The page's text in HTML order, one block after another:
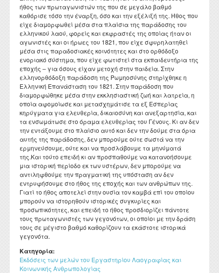
Διατελέσαντες Πρόεδροι
Ομότιμοι Καθηγητές
Διατελέσαντα μέλη ΔΕΠ
Επίτιμοι Καθηγητές
Επίτιμοι Διδάκτορες
Οδηγός σπουδών προπτυχιακού προγράμματος
Διάρκεια φοίτησης
Κατατακτήριες εξετάσεις
Τοπική Ιστορία, Πολιτισμός και Προστασία της
Αρχιτεκτονικής Κληρονομιάς: Διεπιστημονικές
Προσεγγίσεις και Ψηφιακές Εφαρμογές
Πολιτισμικές Σπουδές: Νέος Ελληνισμός και Βαλκάνια
Ωρολόγιο Πρόγραμμα
Πρόγραμμα Εξεταστικής
Σύμβουλος σπουδών
ΔΟΑΤΑΠ
Εργαστήριο Νεότερης και Σύγχρονης Ιστορίας
Εργαστήριο Βυζαντινών και Μεταβυζαντινών Ερευνών
Εργαστήριο Τεχνολογίας, Έρευνας και Εφαρμογών στην
Εκπαίδευση
Υγειονομική περίθαλψη
Δομή Συμβουλευτικής και Προσβασιμότητας
Σύλλογος αποφοίτων
Συνέδρια - Ημερίδες Τμήματος
Δραστηριότητες Τμήματος
Απολογισμοί πεπραγμένων του Τμήματος
Έντυπα
Κανονισμός Προπτυχιακού Προγράμματος Σπουδών
Κανονισμός ακαδημαϊκού συμβούλου σπουδών
Κανονισμός Προπτυχιακών Διπλωματικών Εργασιών
Κανονισμός Διδακτορικών Σπουδών
Κανονισμός Εκπόνησης Μεταδιδακτορικής Έρευνας
Κανονισμός Βιβλιοθήκης
Ο θεσμός του "Ακροατή Πανεπιστημιακών Μαθημάτων"
Επικοινωνία
ήθος των πρωταγωνιστών της που σε μεγάλο βαθμό
καθόρισε τόσο την έναρξη, όσο και την εξέλιξή της. Ήθος που
είχε διαμορφωθεί μέσα στα πλαίσια της παράδοσης του
ελληνικού λαού, φορείς και εκφραστές της οποίας ήταν οι
αγωνιστές και οι ήρωες του 1821, που είχε σφυρηλατηθεί
μέσα στις παραδοσιακές κοινότητες και στο ορθόδοξο
ενοριακό σύστημα, που είχε φωτιστεί στα εκπαιδευτήρια της
εποχής – για όσους είχαν μετοχή στην παιδεία. Στην
ελληνορθόδοξη παράδοση της Ρωμηοσύνης στηρίχθηκε η
Ελληνική Επανάσταση του 1821. Στην παράδοση που
διαμορφώθηκε μέσα στην εκκλησιαστική ζωή και λατρεία, η
οποία αφομοίωσε και μετασχημάτισε τα εξ Εσπερίας
κηρύγματα για ελευθερία, δικαιοσύνη και ανεξαρτησία, και
τα ενσωμάτωσε στο όραμα ελευθερίας του Γένους. Κι αν δεν
την εντάξουμε στο πλαίσιο αυτό και δεν την δούμε στα όρια
αυτής της παράδοσης, δεν μπορούμε ούτε σωστά να την
ερμηνεύσουμε, ούτε και να προσλάβουμε τα μηνύματά
της.Και τούτο επειδή κι αν προσπαθούμε να κατανοήσουμε
μια ιστορική περίοδο εκ των υστέρων, δεν μπορούμε να
αντιληφθούμε την πραγματική της υπόσταση αν δεν
εντρυφήσουμε στο ήθος της εποχής και των ανθρώπων της.
Γιατί το ήθος αποτελεί στην ουσία τον καμβά επί του οποίου
μπορούν να ιστορηθούν ιστορικές συγκυρίες και
προσωπικότητες, και επειδή το ήθος προσδιορίζει πάντοτε
τους πρωταγωνιστές των γεγονότων, οι οποίοι με την δράση
τους σε μέγιστο βαθμό καθορίζουν τα εκάστοτε ιστορικά
γεγονότα.
Κατηγορία:
Εκδόσεις των μελών του Εργαστηρίου Λαογραφίας και
Κοινωνικής Ανθρωπολογίας